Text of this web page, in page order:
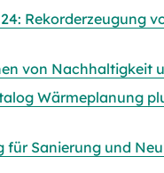
Rekorderzeugung
von Nachhaltigkeit
Wärmeplanung
Sanierung und